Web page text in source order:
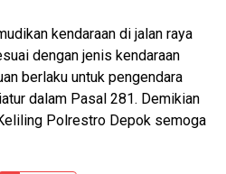
kendaraan di jalan raya
dengan jenis kendaraan
berlaku untuk pengendara
dalam Pasal 281. Demikian
Polrestro Depok semoga